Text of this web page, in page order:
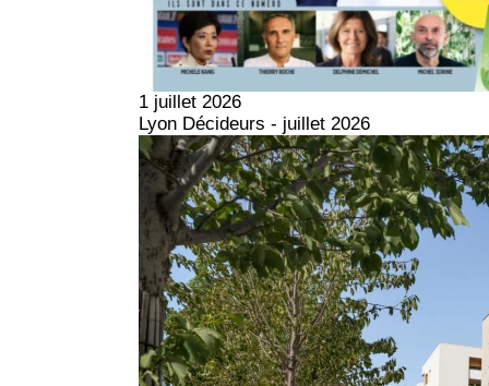
1 juillet 2026
Lyon Décideurs - juillet 2026